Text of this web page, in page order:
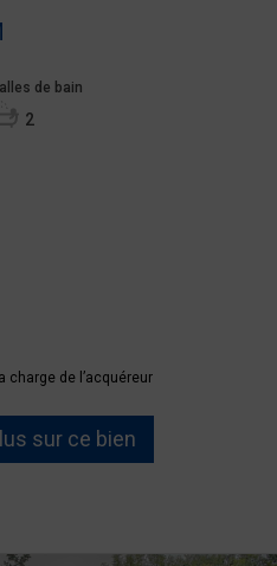
de bain
2
charge de l’acquéreur
sur ce bien